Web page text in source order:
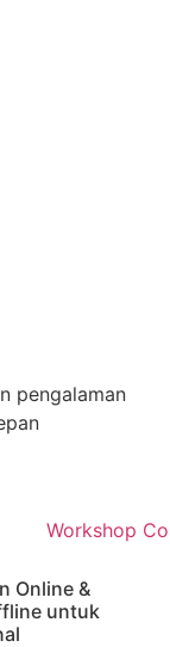
pengalaman
Online &
untuk